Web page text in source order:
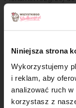
Niniejsza strona
Wykorzystujemy
i reklam, aby
analizować ruch
korzystasz z
i przykryj go śliwkami.
Kruszonka:
Krok 3
Mąkę, masło i
Krok 4